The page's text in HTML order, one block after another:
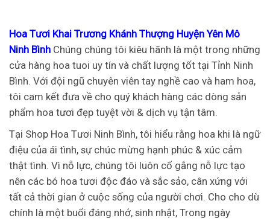
Hoa Tươi Khai Trương Khánh Thượng Huyện Yên Mô
Ninh Bình Chúng chúng tôi kiêu hãnh là một trong những
cửa hàng hoa tuoi uy tín và chất lượng tốt tại Tỉnh Ninh
Bình. Với đội ngũ chuyên viên tay nghề cao và ham hoa,
tôi cam kết đưa về cho quý khách hàng các dòng sản
phẩm hoa tươi đẹp tuyệt vời & dịch vụ tận tâm.
Tại Shop Hoa Tươi Ninh Bình, tôi hiểu rằng hoa khi là ngữ
điệu của ái tình, sự chúc mừng hạnh phúc & xúc cảm
thật tình. Vì nỗ lực, chúng tôi luôn cố gắng nỗ lực tạo
nên các bó hoa tươi độc đáo và sắc sảo, cân xứng với
tất cả thời gian ở cuộc sống của người chơi. Cho cho dù
chính là một buổi đáng nhớ, sinh nhật, Trong ngày